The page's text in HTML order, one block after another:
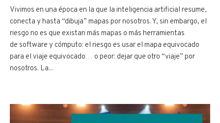
Vivimos en una época en la que la inteligencia artificial resume,
conecta y hasta “dibuja” mapas por nosotros. Y, sin embargo, el
riesgo no es que existan más mapas o más herramientas
de software y cómputo: el riesgo es usar el mapa equivocado
para el viaje equivocado… o peor: dejar que otro “viaje” por
nosotros. La...